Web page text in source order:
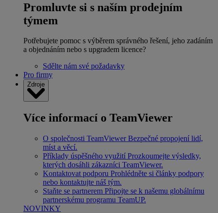
Promluvte si s naším prodejním
týmem
Potřebujete pomoc s výběrem správného řešení, jeho zadáním
a objednáním nebo s upgradem licence?
Sdělte nám své požadavky
Pro firmy
Zdroje
Více informací o TeamViewer
O společnosti TeamViewer Bezpečné propojení lidí,
míst a věcí.
Příklady úspěšného využití Prozkoumejte výsledky,
kterých dosáhli zákazníci TeamViewer.
Kontaktovat podporu Prohlédněte si články podpory
nebo kontaktujte náš tým.
Staňte se partnerem Připojte se k našemu globálnímu
partnerskému programu TeamUP.
NOVINKY